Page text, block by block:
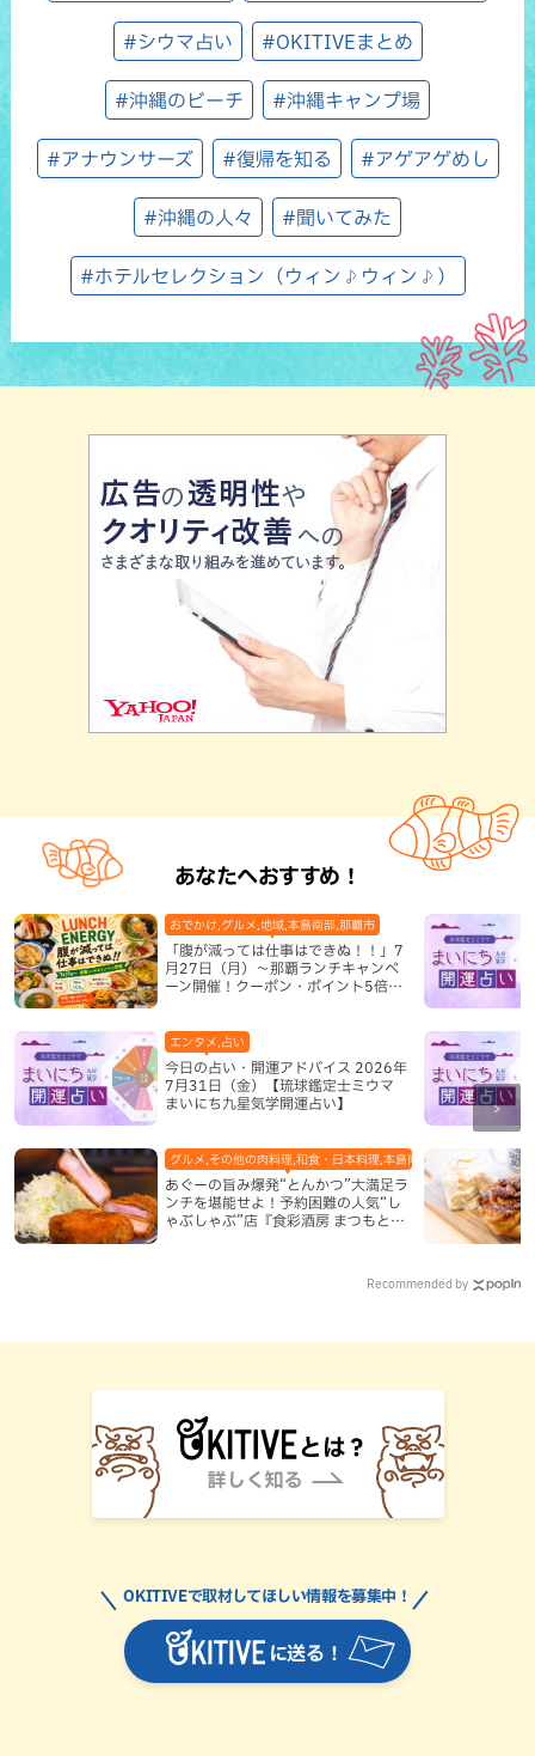
#シウマ占い #OKITIVEまとめ
#沖縄のビーチ #沖縄キャンプ場
#アナウンサーズ #復帰を知る #アゲアゲめし
#沖縄の人々 #聞いてみた
#ホテルセレクション（ウィン♪ウィン♪）
あなたへおすすめ！
「腹が減っては仕事はできぬ！！」7
月27日（月）〜那覇ランチキャンペ
ーン開催！クーポン・ポイント5倍・
おでかけ,グルメ,地域,本島南部,那覇市
今日の占い・開運アドバイス 2026年
7月31日（金）【琉球鑑定士ミウマ
まいにち九星気学開運占い】
エンタメ,占い
あぐーの旨み爆発“とんかつ”大満足ラ
ンチを堪能せよ！予約困難の人気“し
ゃぶしゃぶ”店『食彩酒房 まつもと』
グルメ,その他の肉料理,和食・日本料理,本島南部,那覇市
Recommended by
に送る！
OKITIVEで取材してほしい情報を募集中！